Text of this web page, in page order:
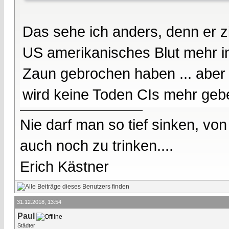
Das sehe ich anders, denn er
US amerikanisches Blut mehr
Zaun gebrochen haben ...
wird keine Toden CIs mehr
Nie darf man so tief sinken,
auch noch zu trinken....
Erich Kästner
31.12.2018, 13:54
Paul
Städter